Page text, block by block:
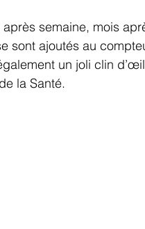
semaine, mois
sont ajoutés au
un joli clin
la Santé.